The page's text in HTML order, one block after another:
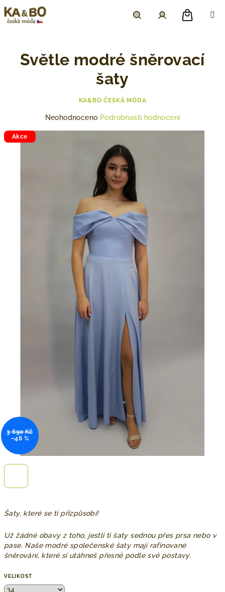
na
obsah
košík
Šaty, které se ti přizpůsobí!
Už žádné obavy z toho, jestli ti šaty sednou přes prsa nebo v
pase. Naše modré společenské šaty mají rafinované
šněrování, které si utáhneš přesně podle své postavy.
VELIKOST
Světle modré šněrovací
šaty
KA&BO ČESKÁ MÓDA
produktu
Neohodnoceno Podrobnosti hodnocení
Akce
3 690 Kč
–46 %